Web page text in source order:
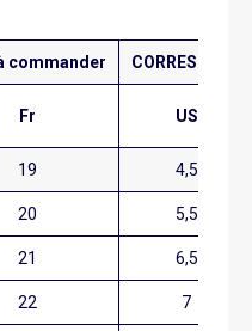
commander
Fr US
19 4,5
20 5,5
21 6,5
22 7